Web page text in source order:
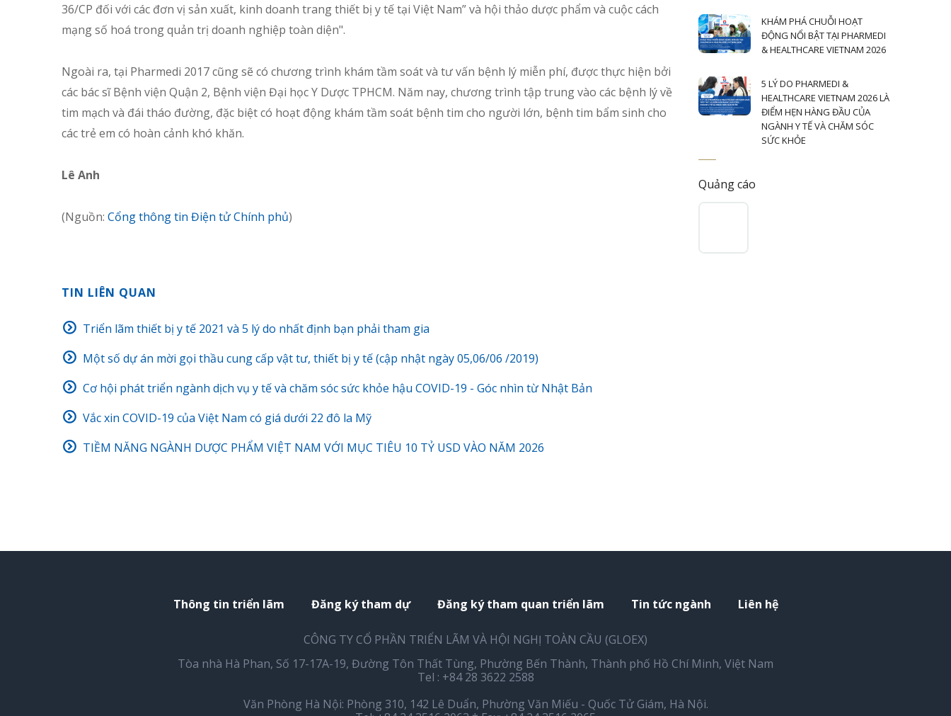
36/CP đối với các đơn vị sản xuất, kinh doanh trang thiết bị y tế tại Việt Nam” và hội thảo dược phẩm và cuộc cách
mạng số hoá trong quản trị doanh nghiệp toàn diện".
Ngoài ra, tại Pharmedi 2017 cũng sẽ có chương trình khám tầm soát và tư vấn bệnh lý miễn phí, được thực hiện bởi
các bác sĩ Bệnh viện Quận 2, Bệnh viện Đại học Y Dược TPHCM. Năm nay, chương trình tập trung vào các bệnh lý về
tim mạch và đái tháo đường, đặc biệt có hoạt động khám tầm soát bệnh tim cho người lớn, bệnh tim bẩm sinh cho
các trẻ em có hoàn cảnh khó khăn.
Lê Anh
(Nguồn: Cổng thông tin Điện tử Chính phủ)
TIN LIÊN QUAN
Triển lãm thiết bị y tế 2021 và 5 lý do nhất định bạn phải tham gia
Một số dự án mời gọi thầu cung cấp vật tư, thiết bị y tế (cập nhật ngày 05,06/06 /2019)
Cơ hội phát triển ngành dịch vụ y tế và chăm sóc sức khỏe hậu COVID-19 - Góc nhìn từ Nhật Bản
Vắc xin COVID-19 của Việt Nam có giá dưới 22 đô la Mỹ
TIỀM NĂNG NGÀNH DƯỢC PHẨM VIỆT NAM VỚI MỤC TIÊU 10 TỶ USD VÀO NĂM 2026
KHÁM PHÁ CHUỖI HOẠT
ĐỘNG NỔI BẬT TẠI PHARMEDI
& HEALTHCARE VIETNAM 2026
5 LÝ DO PHARMEDI &
HEALTHCARE VIETNAM 2026 LÀ
ĐIỂM HẸN HÀNG ĐẦU CỦA
NGÀNH Y TẾ VÀ CHĂM SÓC
SỨC KHỎE
Quảng cáo
Thông tin triển lãm Đăng ký tham dự Đăng ký tham quan triển lãm Tin tức ngành Liên hệ
CÔNG TY CỔ PHẦN TRIỂN LÃM VÀ HỘI NGHỊ TOÀN CẦU (GLOEX)
Tòa nhà Hà Phan, Số 17-17A-19, Đường Tôn Thất Tùng, Phường Bến Thành, Thành phố Hồ Chí Minh, Việt Nam
Tel : +84 28 3622 2588
Văn Phòng Hà Nội: Phòng 310, 142 Lê Duẩn, Phường Văn Miếu - Quốc Tử Giám, Hà Nội.